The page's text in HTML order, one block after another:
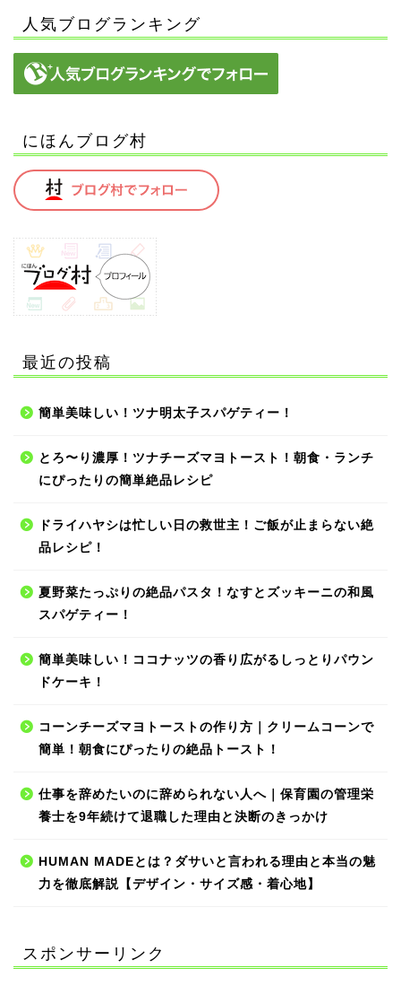
人気ブログランキング
にほんブログ村
最近の投稿
簡単美味しい！ツナ明太子スパゲティー！
とろ〜り濃厚！ツナチーズマヨトースト！朝食・ランチ
にぴったりの簡単絶品レシピ
ドライハヤシは忙しい日の救世主！ご飯が止まらない絶
品レシピ！
夏野菜たっぷりの絶品パスタ！なすとズッキーニの和風
スパゲティー！
簡単美味しい！ココナッツの香り広がるしっとりパウン
ドケーキ！
コーンチーズマヨトーストの作り方｜クリームコーンで
簡単！朝食にぴったりの絶品トースト！
仕事を辞めたいのに辞められない人へ｜保育園の管理栄
養士を9年続けて退職した理由と決断のきっかけ
HUMAN MADEとは？ダサいと言われる理由と本当の魅
力を徹底解説【デザイン・サイズ感・着心地】
スポンサーリンク